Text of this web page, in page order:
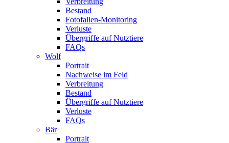
Bestand
Fotofallen-Monitoring
Verluste
Übergriffe auf Nutztiere
FAQs
Wolf
Portrait
Nachweise im Feld
Verbreitung
Bestand
Übergriffe auf Nutztiere
Verluste
FAQs
Bär
Portrait